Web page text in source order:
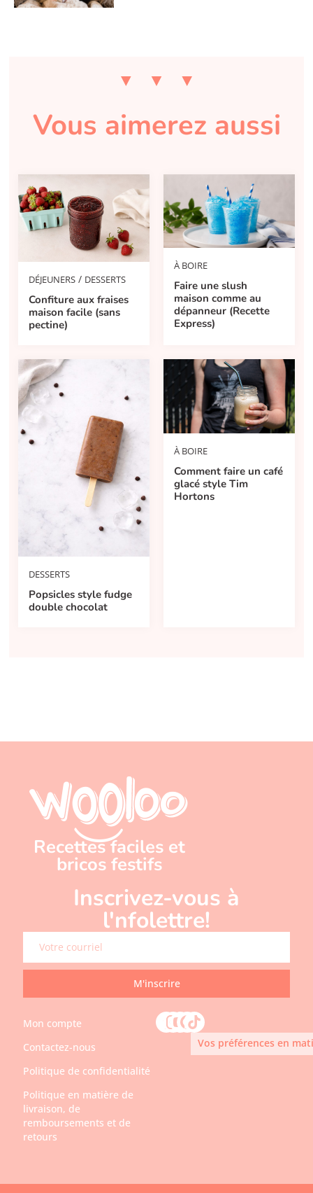
Vous aimerez aussi
DÉJEUNERS / DESSERTS
Confiture aux fraises
maison facile (sans
pectine)
À BOIRE
Faire une slush
maison comme au
dépanneur (Recette
Express)
DESSERTS
Popsicles style fudge
double chocolat
À BOIRE
Comment faire un café
glacé style Tim
Hortons
Recettes faciles et
bricos festifs
Inscrivez-vous à
l'nfolettre!
M'inscrire
Mon compte
Contactez-nous
Politique de confidentialité
Politique en matière de
livraison, de
remboursements et de
retours
Vos préférences en